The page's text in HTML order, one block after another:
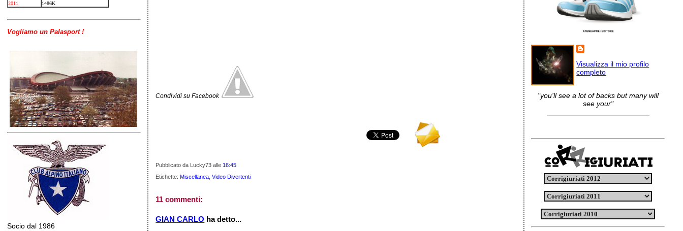
2011
1486K
Vogliamo un Palasport !
Socio dal 1986
Condividi su Facebook
Pubblicato da Lucky73alle 16:45
Etichette: Miscellanea ,Video Divertenti
11 commenti:
GIAN CARLO ha detto...
Visualizza il mio profilo
completo
"you'll see a lot of backs but many will
see your"